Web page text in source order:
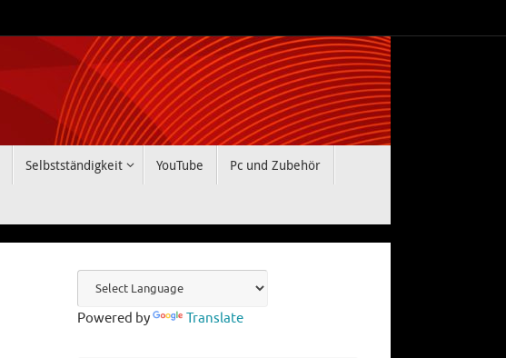
Selbstständigkeit YouTube
Pc und Zubehör
Powered by Translate